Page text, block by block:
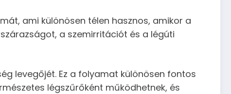
ami különösen télen hasznos, amikor a
a szemirritációt és a légúti
levegőjét. Ez a folyamat különösen fontos
légszűrőként működhetnek, és